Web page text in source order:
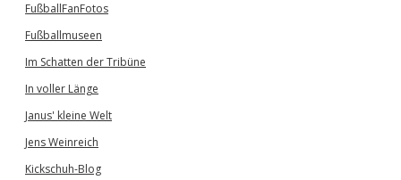
FußballFanFotos
Fußballmuseen
Im Schatten der Tribüne
In voller Länge
Janus' kleine Welt
Jens Weinreich
Kickschuh-Blog